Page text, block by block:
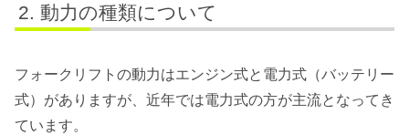
動力の種類について
フォークリフトの動力はエンジン式と電力式（バッテリー
式）がありますが、近年では電力式の方が主流となってき
ています。